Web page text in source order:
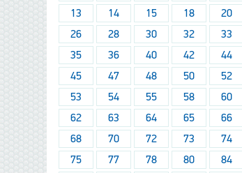
13
14 15 18
20
26
28 30 32
33
35
36 40 42
44
45
47 48 50
52
53
54 55 58
60
62
63 64 65
66
68
70 72 73
74
75
77 78 80
84